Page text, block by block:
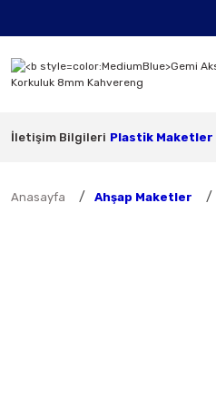
İletişim Bilgileri Plastik Maketler
Anasayfa Ahşap Maketler